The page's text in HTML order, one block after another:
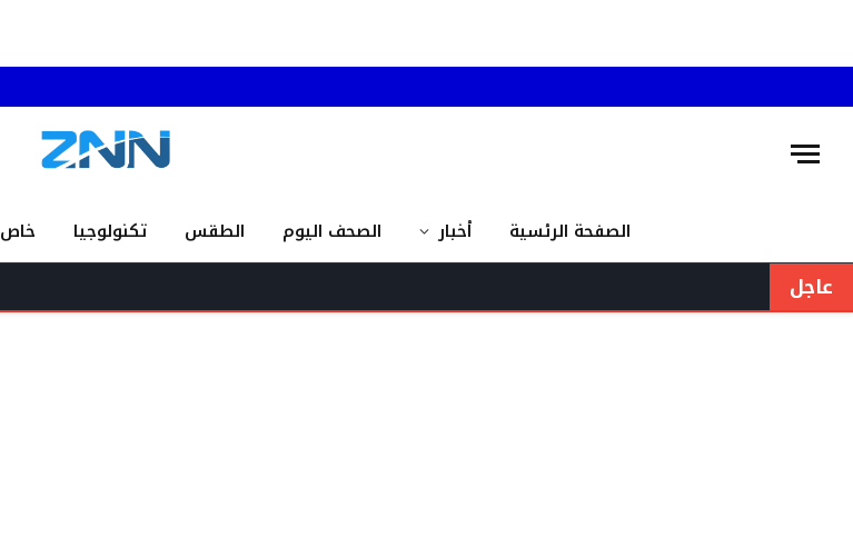
الصفحة الرئسية أخبار الصحف اليوم الطقس تكنولوجيا خاص ZNN
عاجل